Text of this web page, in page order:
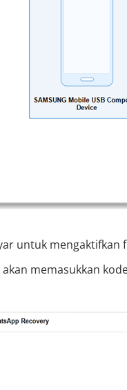
untuk mengaktifkan
memasukkan